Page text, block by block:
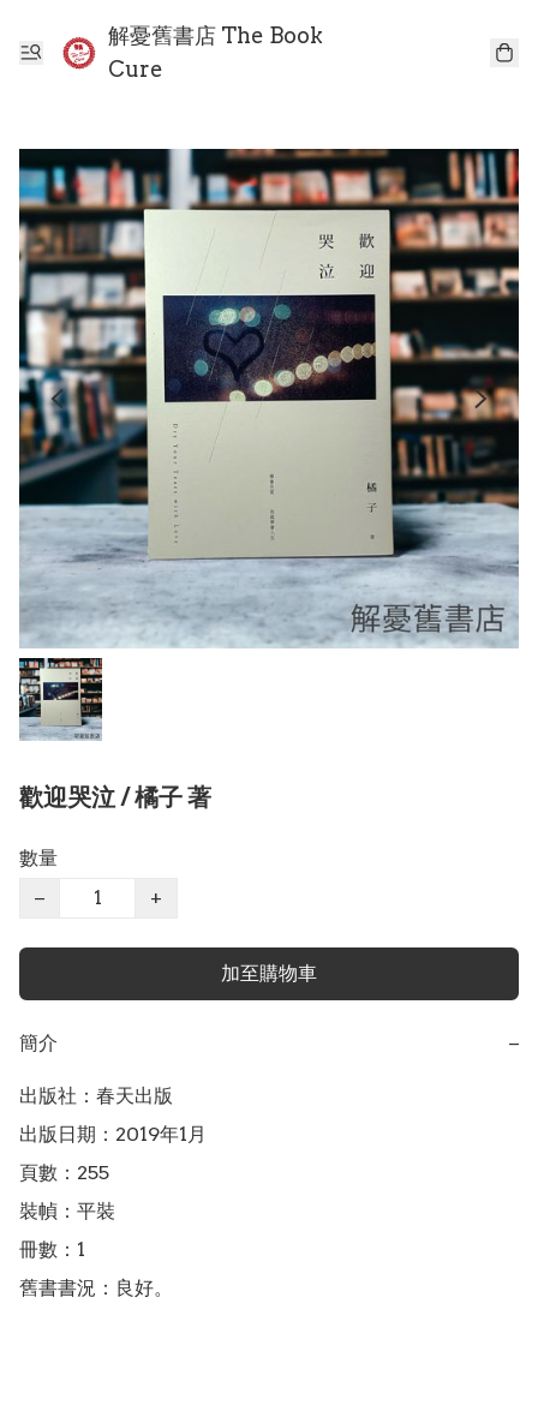
解憂舊書店 The Book
Cure
歡迎哭泣 / 橘子 著
數量
−
+
加至購物車
簡介 −
出版社：春天出版
出版日期：2019年1月
頁數：255
裝幀：平裝
冊數：1
舊書書況：良好。